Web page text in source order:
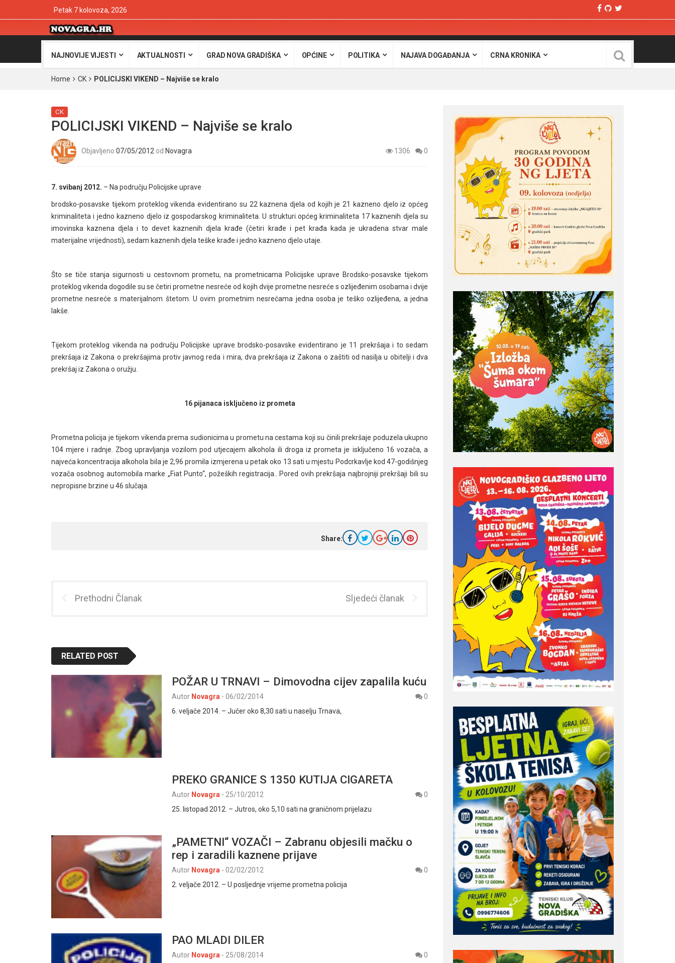
Petak 7 kolovoza, 2026
NAJNOVIJE VIJESTI AKTUALNOSTI GRAD NOVA GRADIŠKA OPĆINE POLITIKA NAJAVA DOGAĐANJA CRNA KRONIKA
Home CK POLICIJSKI VIKEND – Najviše se kralo
CK
POLICIJSKI VIKEND – Najviše se kralo
Objavljeno 07/05/2012 od Novagra 1306 0
7. svibanj 2012. – Na području Policijske uprave
brodsko-posavske tijekom proteklog vikenda evidentirano su 22 kaznena djela od kojih je 21 kazneno djelo iz općeg
kriminaliteta i jedno kazneno djelo iz gospodarskog kriminaliteta. U strukturi općeg kriminaliteta 17 kaznenih djela su
imovinska kaznena djela i to devet kaznenih djela krađe (četiri krađe i pet krađa kada je ukradena stvar male
materijalne vrijednosti), sedam kaznenih djela teške krađe i jedno kazneno djelo utaje.
Što se tiče stanja sigurnosti u cestovnom prometu, na prometnicama Policijske uprave Brodsko-posavske tijekom
proteklog vikenda dogodile su se četiri prometne nesreće od kojih dvije prometne nesreće s ozlijeđenim osobama i dvije
prometne nesreće s materijalnom štetom. U ovim prometnim nesrećama jedna osoba je teško ozlijeđena, a jedna
lakše.
Tijekom proteklog vikenda na području Policijske uprave brodsko-posavske evidentirano je 11 prekršaja i to sedam
prekršaja iz Zakona o prekršajima protiv javnog reda i mira, dva prekršaja iz Zakona o zaštiti od nasilja u obitelji i dva
prekršaj iz Zakona o oružju.
16 pijanaca isključeno iz prometa
Prometna policija je tijekom vikenda prema sudionicima u prometu na cestama koji su činili prekršaje poduzela ukupno
104 mjere i radnje. Zbog upravljanja vozilom pod utjecajem alkohola ili droga iz prometa je isključeno 16 vozača, a
najveća koncentracija alkohola bila je 2,96 promila izmjerena u petak oko 13 sati u mjestu Podcrkavlje kod 47-godišnjeg
vozača osobnog automobila marke „Fiat Punto“, požeških registracija.. Pored ovih prekršaja najbrojniji prekršaji bili su
nepropisne brzine u 46 slučaja.
Share:
Prethodni Članak Sljedeći članak
RELATED POST
POŽAR U TRNAVI – Dimovodna cijev zapalila kuću
Autor Novagra - 06/02/2014
0
6. veljače 2014. – Jučer oko 8,30 sati u naselju Trnava,
PREKO GRANICE S 1350 KUTIJA CIGARETA
Autor Novagra - 25/10/2012
0
25. listopad 2012. – Jutros, oko 5,10 sati na graničnom prijelazu
„PAMETNI“ VOZAČI – Zabranu objesili mačku o
rep i zaradili kaznene prijave
Autor Novagra - 02/02/2012
0
2. veljače 2012. – U posljednje vrijeme prometna policija
PAO MLADI DILER
Autor Novagra - 25/08/2014
0